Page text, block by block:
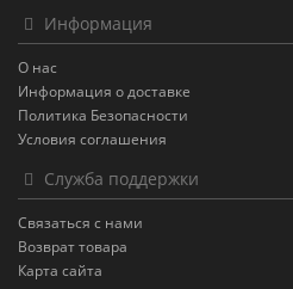
Информация
О нас
Информация о доставке
Политика Безопасности
Условия соглашения
Служба поддержки
Связаться с нами
Возврат товара
Карта сайта